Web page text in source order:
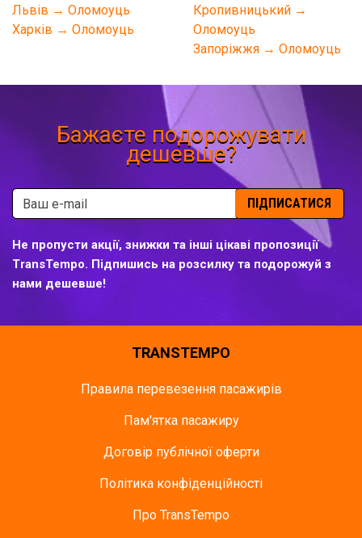
Львів → Оломоуць
Харків → Оломоуць
Кропивницький →
Оломоуць
Запоріжжя → Оломоуць
Бажаєте подорожувати
дешевше?
ПІДПИСАТИСЯ
Не пропусти акції, знижки та інші цікаві пропозиції
TransTempo. Підпишись на розсилку та подорожуй з
нами дешевше!
TRANSTEMPO
Правила перевезення пасажирів
Пам'ятка пасажиру
Договір публічної оферти
Політика конфіденційності
Про TransTempo